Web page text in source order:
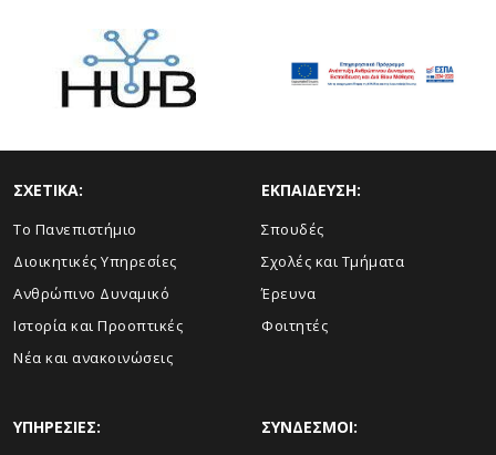
ΣΧΕΤΙΚΑ:
Το Πανεπιστήμιο
Διοικητικές Υπηρεσίες
Ανθρώπινο Δυναμικό
Ιστορία και Προοπτικές
Νέα και ανακοινώσεις
ΕΚΠΑΙΔΕΥΣΗ:
Σπουδές
Σχολές και Τμήματα
Έρευνα
Φοιτητές
ΥΠΗΡΕΣΙΕΣ: ΣΥΝΔΕΣΜΟΙ: